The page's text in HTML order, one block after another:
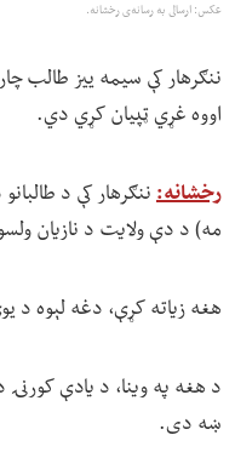
عکس: ارسالی به رسانه‌ی رخشانه.
ننګرهار کې سیمه ییز طالب
اووه غړي ټپیان کړي دي.
رخشانه:
مه) د دې ولایت د نازیان
هغه زیاته کړې، دغه لېوه
د هغه په وینا، د یادې
ښه دی.